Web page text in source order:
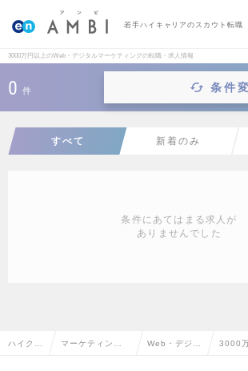
若手ハイキャリアのスカウト転職
3000万円以上のWeb・デジタルマーケティングの転職・求人情報
0 件 条件
すべて 新着のみ
条件にあてはまる求人が
ありませんでした
ハイクラ マーケティン Web・デジタ 3000